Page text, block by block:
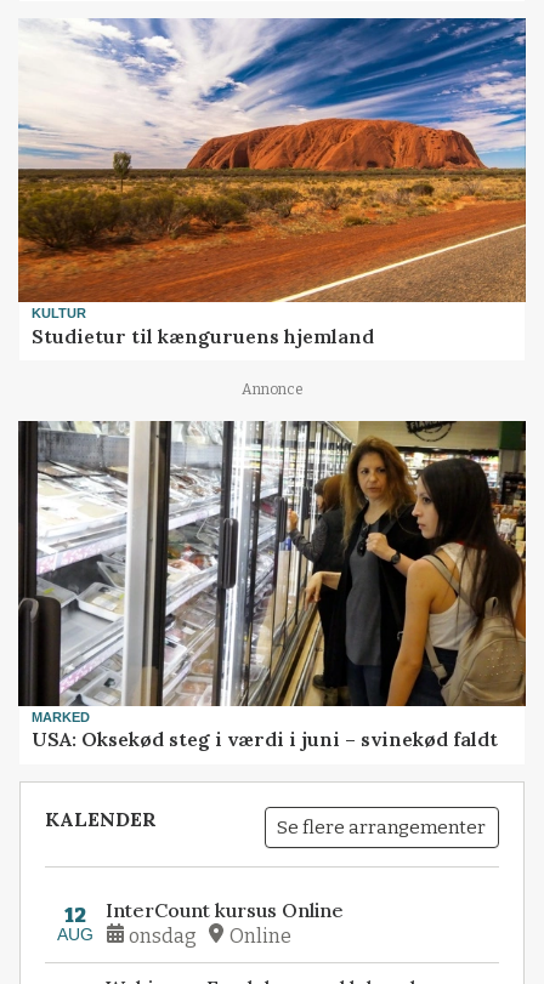
KULTUR
Studietur til kænguruens hjemland
Annonce
MARKED
USA: Oksekød steg i værdi i juni – svinekød faldt
KALENDER Se flere arrangementer
12
AUG
InterCount kursus Online
onsdag Online